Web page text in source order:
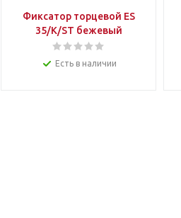
Фиксатор торцевой ES
35/K/ST бежевый
Есть в наличии